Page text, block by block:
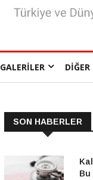
GALERILER DIĞER
SON HABERLER
Bu